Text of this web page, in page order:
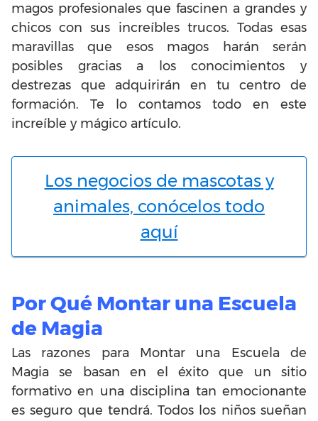
magos profesionales que fascinen a grandes y
chicos con sus increíbles trucos. Todas esas
maravillas que esos magos harán serán
posibles gracias a los conocimientos y
destrezas que adquirirán en tu centro de
formación. Te lo contamos todo en este
increíble y mágico artículo.
Los negocios de mascotas y
animales, conócelos todo
aquí
Por Qué Montar una Escuela
de Magia
Las razones para Montar una Escuela de
Magia se basan en el éxito que un sitio
formativo en una disciplina tan emocionante
es seguro que tendrá. Todos los niños sueñan